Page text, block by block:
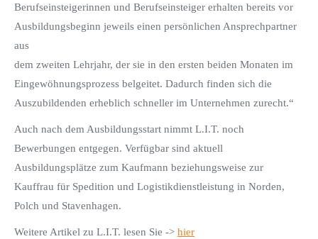
Berufseinsteigerinnen und Berufseinsteiger erhalten bereits vor
Ausbildungsbeginn jeweils einen persönlichen Ansprechpartner
aus
dem zweiten Lehrjahr, der sie in den ersten beiden Monaten im
Eingewöhnungsprozess belgeitet. Dadurch finden sich die
Auszubildenden erheblich schneller im Unternehmen zurecht.“
Auch nach dem Ausbildungsstart nimmt L.I.T. noch
Bewerbungen entgegen. Verfügbar sind aktuell
Ausbildungsplätze zum Kaufmann beziehungsweise zur
Kauffrau für Spedition und Logistikdienstleistung in Norden,
Polch und Stavenhagen.
Weitere Artikel zu L.I.T. lesen Sie -> hier